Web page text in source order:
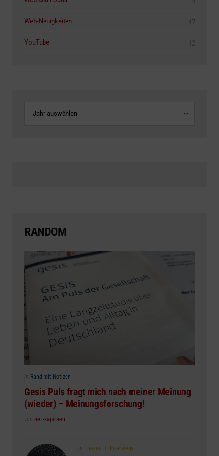
Web-Neuigkeiten 47
YouTube 12
RANDOM
Posted
in Rand mit Notizen
Gesis Puls fragt mich nach meiner Meinung
(wieder) – Meinungsforschung!
Posted
von netzkapitaen
Posted
in Freizeit + Unterwegs